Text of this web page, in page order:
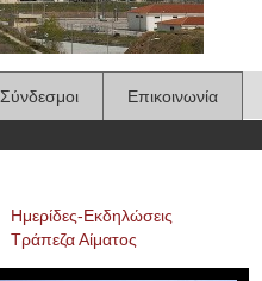
Σύνδεσμοι Επικοινωνία
Ημερίδες-Εκδηλώσεις
Τράπεζα Αίματος